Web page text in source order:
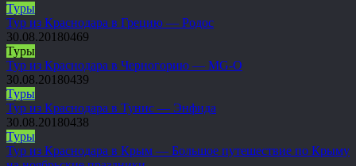
Туры
Тур из Краснодара в Грецию — Родос
30.08.20180469
Туры
Тур из Краснодара в Черногорию — MG-O
30.08.20180439
Туры
Тур из Краснодара в Тунис — Энфида
30.08.20180438
Туры
Тур из Краснодара в Крым — Большое путешествие по Крыму